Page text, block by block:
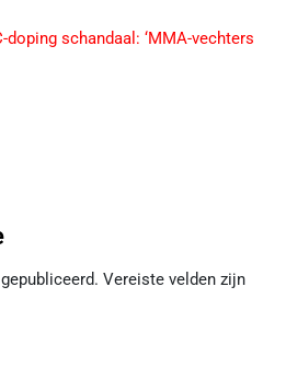
doping schandaal: ‘MMA-vechters
Vereiste velden zijn